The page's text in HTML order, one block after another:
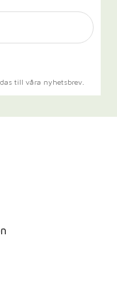
till våra nyhetsbrev.